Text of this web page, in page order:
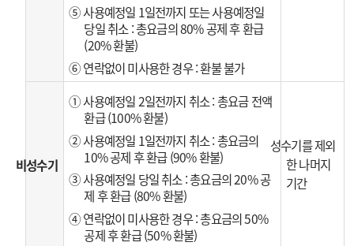
⑤ 사용예정일 1일전까지 또는 사용예정일
당일 취소 : 총요금의 80% 공제 후 환급
(20% 환불)
⑥ 연락없이 미사용한 경우 : 환불 불가
비성수기
① 사용예정일 2일전까지 취소 : 총요금 전액
환급 (100% 환불)
② 사용예정일 1일전까지 취소 : 총요금의
10% 공제 후 환급 (90% 환불)
③ 사용예정일 당일 취소 : 총요금의 20% 공
제 후 환급 (80% 환불)
④ 연락없이 미사용한 경우 : 총요금의 50%
공제 후 환급 (50% 환불)
성수기를 제외
한 나머지
기간